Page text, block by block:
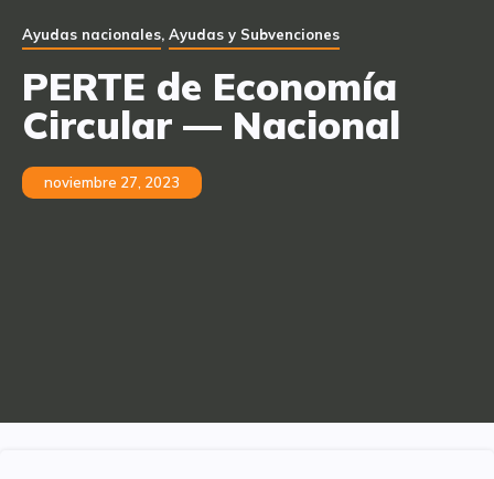
Ayudas nacionales, Ayudas y Subvenciones
PERTE de Economía
Circular — Nacional
noviembre 27, 2023